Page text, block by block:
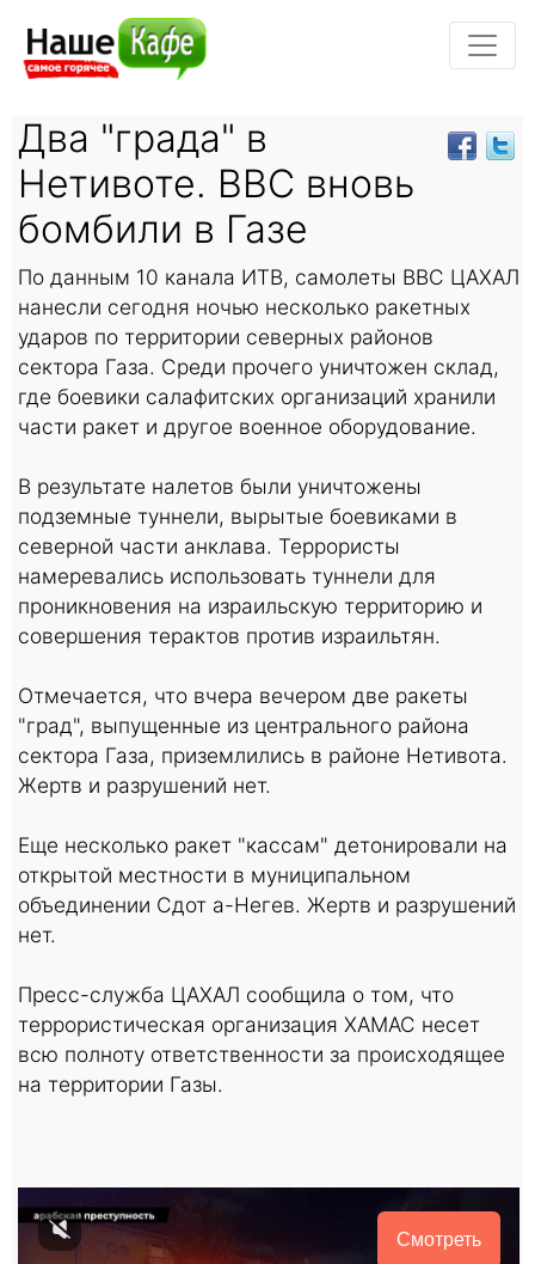
Два "града" в
Нетивоте. ВВС вновь
бомбили в Газе
По данным 10 канала ИТВ, самолеты ВВС ЦАХАЛ
нанесли сегодня ночью несколько ракетных
ударов по территории северных районов
сектора Газа. Среди прочего уничтожен склад,
где боевики салафитских организаций хранили
части ракет и другое военное оборудование.
В результате налетов были уничтожены
подземные туннели, вырытые боевиками в
северной части анклава. Террористы
намеревались использовать туннели для
проникновения на израильскую территорию и
совершения терактов против израильтян.
Отмечается, что вчера вечером две ракеты
"град", выпущенные из центрального района
сектора Газа, приземлились в районе Нетивота.
Жертв и разрушений нет.
Еще несколько ракет "кассам" детонировали на
открытой местности в муниципальном
объединении Сдот а-Негев. Жертв и разрушений
нет.
Пресс-служба ЦАХАЛ сообщила о том, что
террористическая организация ХАМАС несет
всю полноту ответственности за происходящее
на территории Газы.
Смотреть